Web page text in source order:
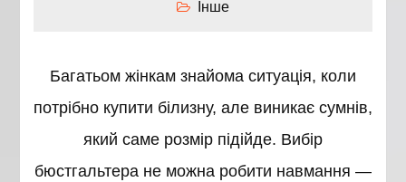
Інше
Багатьом жінкам знайома ситуація, коли
потрібно купити білизну, але виникає сумнів,
який саме розмір підійде. Вибір
бюстгальтера не можна робити навмання —